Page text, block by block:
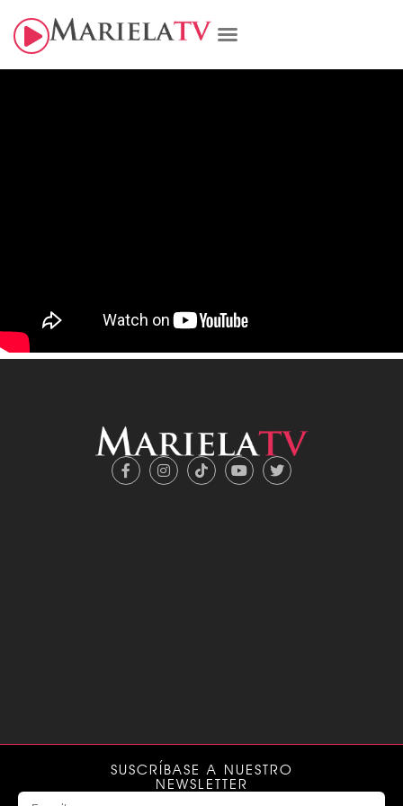
SUSCRÍBASE A NUESTRO
NEWSLETTER